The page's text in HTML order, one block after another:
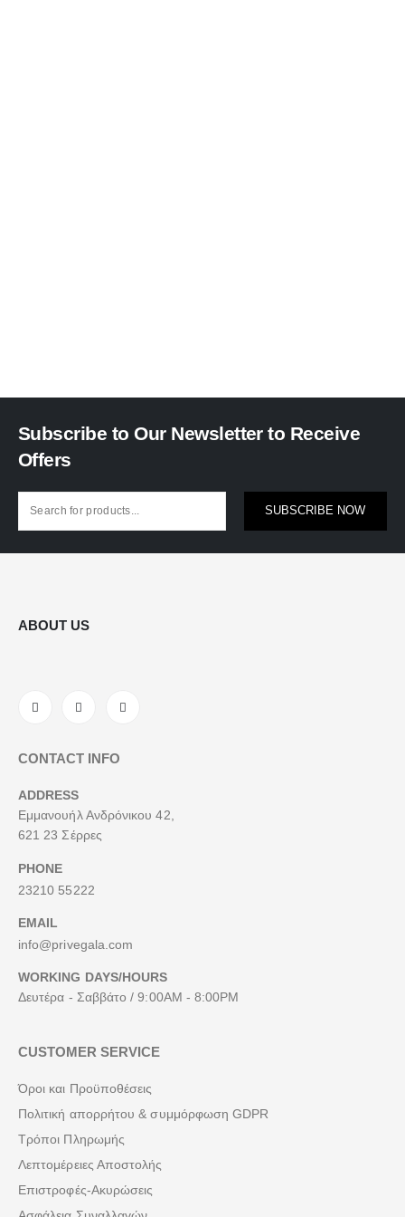
Subscribe to Our Newsletter to Receive
Offers
SUBSCRIBE NOW
ABOUT US
CONTACT INFO
ADDRESS
Εμμανουήλ Ανδρόνικου 42,
621 23 Σέρρες
PHONE
23210 55222
EMAIL
info@privegala.com
WORKING DAYS/HOURS
Δευτέρα - Σαββάτο / 9:00AM - 8:00PM
CUSTOMER SERVICE
Όροι και Προϋποθέσεις
Πολιτική απορρήτου & συμμόρφωση GDPR
Τρόποι Πληρωμής
Λεπτομέρειες Αποστολής
Επιστροφές-Ακυρώσεις